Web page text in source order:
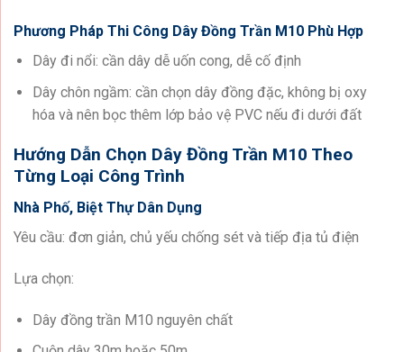
Phương Pháp Thi Công Dây Đồng Trần M10 Phù Hợp
Dây đi nổi: cần dây dễ uốn cong, dễ cố định
Dây chôn ngầm: cần chọn dây đồng đặc, không bị oxy
hóa và nên bọc thêm lớp bảo vệ PVC nếu đi dưới đất
Hướng Dẫn Chọn Dây Đồng Trần M10 Theo
Từng Loại Công Trình
Nhà Phố, Biệt Thự Dân Dụng
Yêu cầu: đơn giản, chủ yếu chống sét và tiếp địa tủ điện
Lựa chọn:
Dây đồng trần M10 nguyên chất